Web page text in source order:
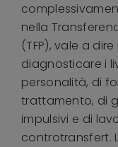
nella T
(TFP), vale a
diagnosticare i
personalità, di
trattamento, di
impulsivi e di
controtransfert.